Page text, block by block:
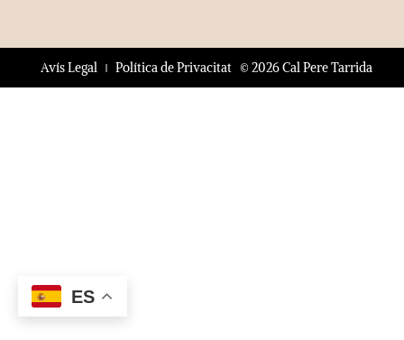
© 2026 Cal Pere Tarrida
Avís Legal Política de Privacitat
ES